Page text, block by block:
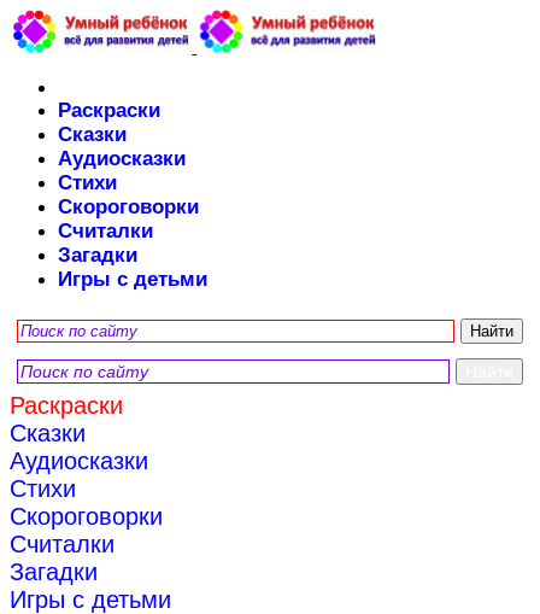
Раскраски
Сказки
Аудиосказки
Стихи
Скороговорки
Считалки
Загадки
Игры с детьми
Раскраски
Сказки
Аудиосказки
Стихи
Скороговорки
Считалки
Загадки
Игры с детьми